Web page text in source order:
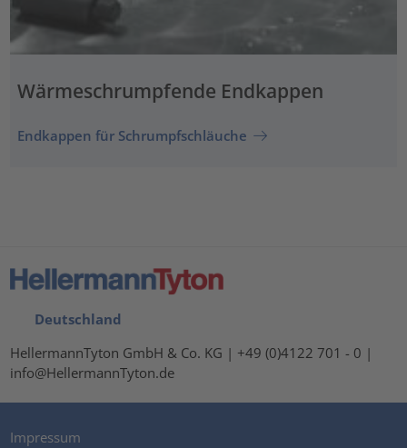
Wärmeschrumpfende Endkappen
Endkappen für Schrumpfschläuche
Deutschland
HellermannTyton GmbH & Co. KG | +49 (0)4122 701 - 0 |
info@HellermannTyton.de
Impressum